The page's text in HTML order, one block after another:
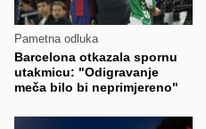
Pametna odluka
Barcelona otkazala spornu
utakmicu: "Odigravanje
meča bilo bi neprimjereno"